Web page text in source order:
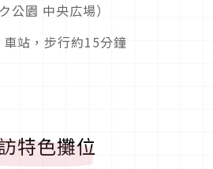
園 中央広場）
站，步行約15分鐘
特色攤位